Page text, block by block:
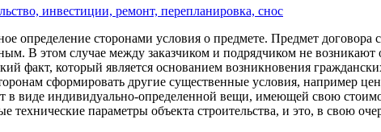
инвестиции, ремонт, перепланировка, снос
определение сторонами условия о предмете. Предмет договора
В этом случае между заказчиком и подрядчиком не
факт, который является основанием возникновения
сформировать другие существенные условия, например
в виде индивидуально-определенной вещи, имеющей свою
параметры объекта строительства, и это, в свою